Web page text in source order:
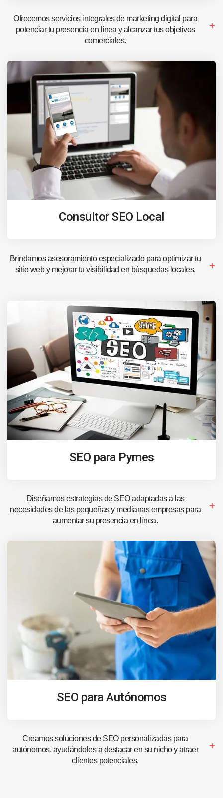
Ofrecemos servicios integrales de marketing digital para
potenciar tu presencia en línea y alcanzar tus objetivos
comerciales.
Consultor SEO Local
Brindamos asesoramiento especializado para optimizar tu
sitio web y mejorar tu visibilidad en búsquedas locales.
SEO para Pymes
Diseñamos estrategias de SEO adaptadas a las
necesidades de las pequeñas y medianas empresas para
aumentar su presencia en línea.
SEO para Autónomos
Creamos soluciones de SEO personalizadas para
autónomos, ayudándoles a destacar en su nicho y atraer
clientes potenciales.